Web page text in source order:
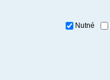
Nutné